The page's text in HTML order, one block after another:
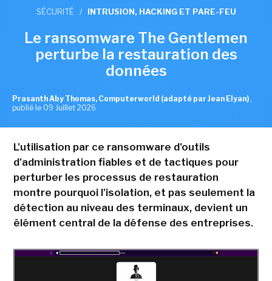
SÉCURITÉ / INTRUSION, HACKING ET PARE-FEU
Le ransomware The Gentlemen
perturbe la restauration des
données
Prasanth Aby Thomas, Computerworld (adapté par Jean Elyan) ,
publié le 09 Juillet 2026
L'utilisation par ce ransomware d'outils
d'administration fiables et de tactiques pour
perturber les processus de restauration
montre pourquoi l'isolation, et pas seulement la
détection au niveau des terminaux, devient un
élément central de la défense des entreprises.